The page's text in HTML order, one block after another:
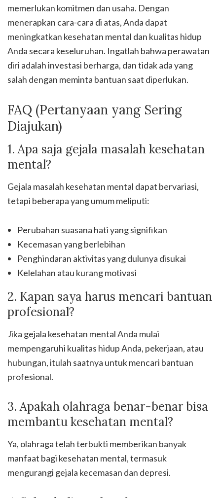
memerlukan komitmen dan usaha. Dengan
menerapkan cara-cara di atas, Anda dapat
meningkatkan kesehatan mental dan kualitas hidup
Anda secara keseluruhan. Ingatlah bahwa perawatan
diri adalah investasi berharga, dan tidak ada yang
salah dengan meminta bantuan saat diperlukan.
FAQ (Pertanyaan yang Sering
Diajukan)
1. Apa saja gejala masalah kesehatan
mental?
Gejala masalah kesehatan mental dapat bervariasi,
tetapi beberapa yang umum meliputi:
Perubahan suasana hati yang signifikan
Kecemasan yang berlebihan
Penghindaran aktivitas yang dulunya disukai
Kelelahan atau kurang motivasi
2. Kapan saya harus mencari bantuan
profesional?
Jika gejala kesehatan mental Anda mulai
mempengaruhi kualitas hidup Anda, pekerjaan, atau
hubungan, itulah saatnya untuk mencari bantuan
profesional.
3. Apakah olahraga benar-benar bisa
membantu kesehatan mental?
Ya, olahraga telah terbukti memberikan banyak
manfaat bagi kesehatan mental, termasuk
mengurangi gejala kecemasan dan depresi.